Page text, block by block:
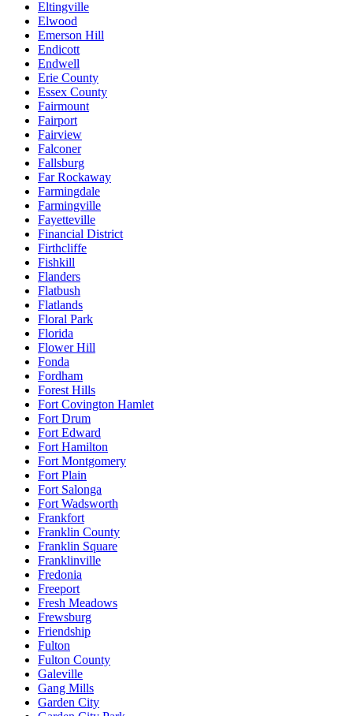
Eltingville
Elwood
Emerson Hill
Endicott
Endwell
Erie County
Essex County
Fairmount
Fairport
Fairview
Falconer
Fallsburg
Far Rockaway
Farmingdale
Farmingville
Fayetteville
Financial District
Firthcliffe
Fishkill
Flanders
Flatbush
Flatlands
Floral Park
Florida
Flower Hill
Fonda
Fordham
Forest Hills
Fort Covington Hamlet
Fort Drum
Fort Edward
Fort Hamilton
Fort Montgomery
Fort Plain
Fort Salonga
Fort Wadsworth
Frankfort
Franklin County
Franklin Square
Franklinville
Fredonia
Freeport
Fresh Meadows
Frewsburg
Friendship
Fulton
Fulton County
Galeville
Gang Mills
Garden City